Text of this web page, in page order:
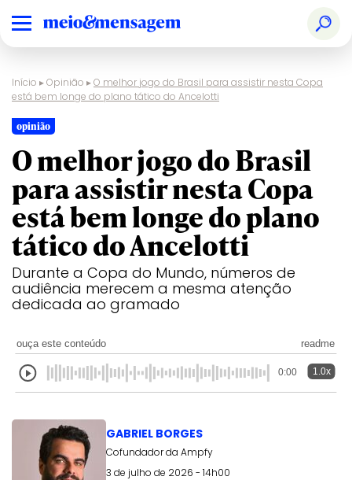
Início ▸Opinião ▸O melhor jogo do Brasil para assistir nesta Copa
está bem longe do plano tático do Ancelotti
opinião
O melhor jogo do Brasil
para assistir nesta Copa
está bem longe do plano
tático do Ancelotti
Durante a Copa do Mundo, números de
audiência merecem a mesma atenção
dedicada ao gramado
ouça este conteúdo readme
0:00 1.0x
GABRIEL BORGES
Cofundador da Ampfy
3 de julho de 2026 - 14h00